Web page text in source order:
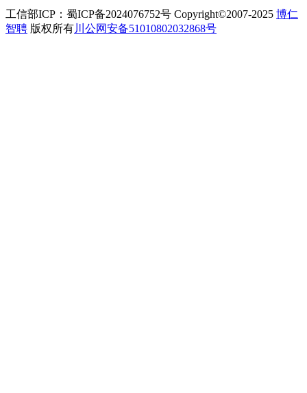
工信部ICP：蜀ICP备2024076752号 Copyright©2007-2025 博仁
智聘 版权所有川公网安备51010802032868号